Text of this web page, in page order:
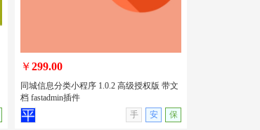
无演示
￥299.00
同城信息分类小程序 1.0.2 高级授权版 带文
档 fastadmin插件
手
安 保